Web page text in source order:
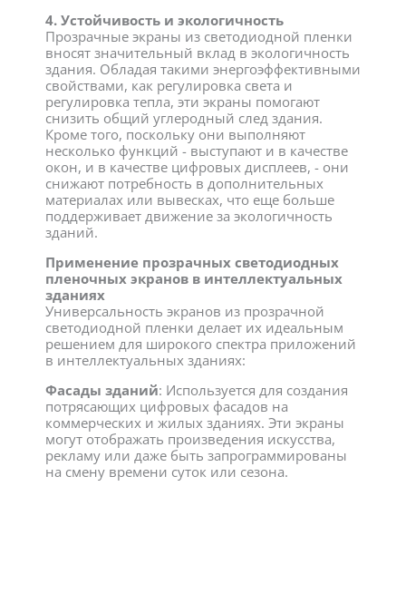
4. Устойчивость и экологичность
Прозрачные экраны из светодиодной пленки
вносят значительный вклад в экологичность
здания. Обладая такими энергоэффективными
свойствами, как регулировка света и
регулировка тепла, эти экраны помогают
снизить общий углеродный след здания.
Кроме того, поскольку они выполняют
несколько функций - выступают и в качестве
окон, и в качестве цифровых дисплеев, - они
снижают потребность в дополнительных
материалах или вывесках, что еще больше
поддерживает движение за экологичность
зданий.
Применение прозрачных светодиодных
пленочных экранов в интеллектуальных
зданиях
Универсальность экранов из прозрачной
светодиодной пленки делает их идеальным
решением для широкого спектра приложений
в интеллектуальных зданиях:
Фасады зданий: Используется для создания
потрясающих цифровых фасадов на
коммерческих и жилых зданиях. Эти экраны
могут отображать произведения искусства,
рекламу или даже быть запрограммированы
на смену времени суток или сезона.